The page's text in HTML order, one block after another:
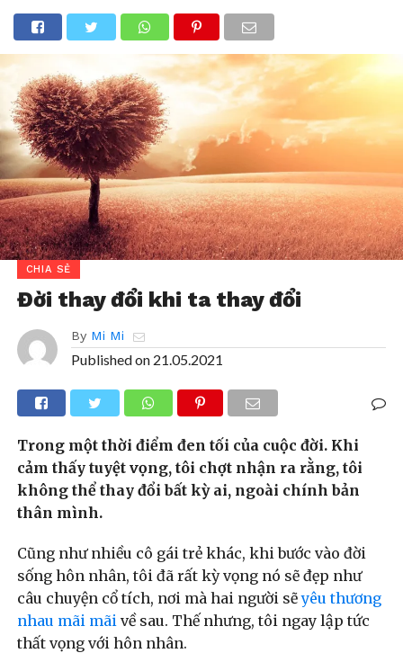
CHIA SẺ
Đời thay đổi khi ta thay đổi
By Mi Mi
Published on 21.05.2021
Trong một thời điểm đen tối của cuộc đời. Khi
cảm thấy tuyệt vọng, tôi chợt nhận ra rằng, tôi
không thể thay đổi bất kỳ ai, ngoài chính bản
thân mình.
Cũng như nhiều cô gái trẻ khác, khi bước vào đời
sống hôn nhân, tôi đã rất kỳ vọng nó sẽ đẹp như
câu chuyện cổ tích, nơi mà hai người sẽyêu thương
nhau mãi mãivề sau. Thế nhưng, tôi ngay lập tức
thất vọng với hôn nhân.